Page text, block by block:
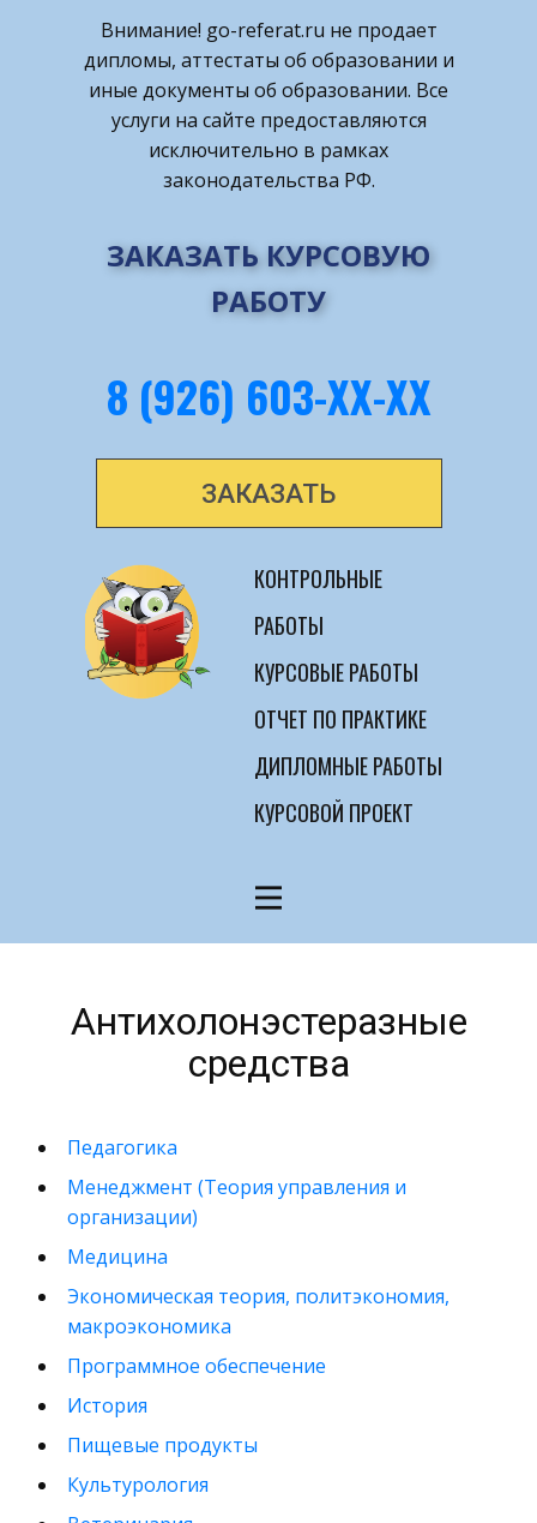
Внимание! ​go-referat.ru не продает
дипломы, аттестаты об образовании и
иные документы об образовании. Все
услуги на сайте предоставляются
исключительно в рамках
законодательства РФ.
ЗАКАЗАТЬ КУРСОВУЮ
РАБОТУ
8 (926) 603-ХХ-ХХ
ЗАКАЗАТЬ
КОНТРОЛЬНЫЕ
РАБОТЫ
КУРСОВЫЕ РАБОТЫ
ОТЧЕТ ПО ПРАКТИКЕ
ДИПЛОМНЫЕ РАБОТЫ
КУРСОВОЙ ПРОЕКТ
Антихолонэстеразные
средства
Педагогика
Менеджмент (Теория управления и
организации)
Медицина
Экономическая теория, политэкономия,
макроэкономика
Программное обеспечение
История
Пищевые продукты
Культурология